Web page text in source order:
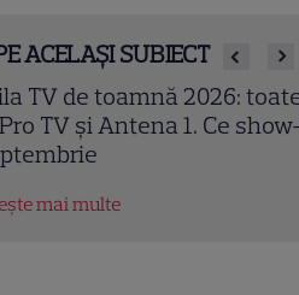
ACELAȘI SUBIECT
Kasikci, fost câștigător
de ani. Bucătarul a fost
mai multe